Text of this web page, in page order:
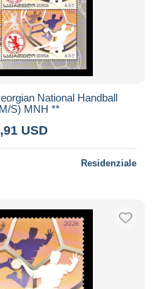
National Handball
S) MNH **
USD
Residenziale